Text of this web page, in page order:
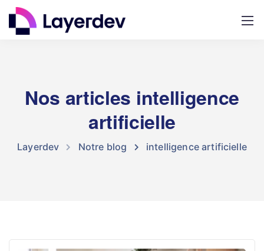
Nos articles intelligence
artificielle
Layerdev Notre blog intelligence artificielle